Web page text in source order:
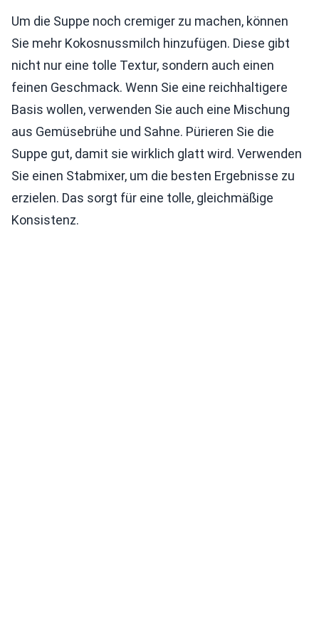
Um die Suppe noch cremiger zu machen, können
Sie mehr Kokosnussmilch hinzufügen. Diese gibt
nicht nur eine tolle Textur, sondern auch einen
feinen Geschmack. Wenn Sie eine reichhaltigere
Basis wollen, verwenden Sie auch eine Mischung
aus Gemüsebrühe und Sahne. Pürieren Sie die
Suppe gut, damit sie wirklich glatt wird. Verwenden
Sie einen Stabmixer, um die besten Ergebnisse zu
erzielen. Das sorgt für eine tolle, gleichmäßige
Konsistenz.